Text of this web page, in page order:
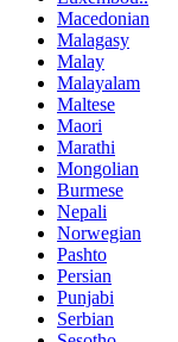
Macedonian
Malagasy
Malay
Malayalam
Maltese
Maori
Marathi
Mongolian
Burmese
Nepali
Norwegian
Pashto
Persian
Punjabi
Serbian